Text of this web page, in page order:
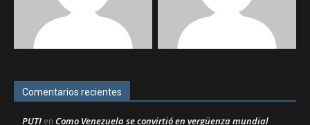
Comentarios recientes
PUTI en Como Venezuela se convirtió en vergüenza mundial